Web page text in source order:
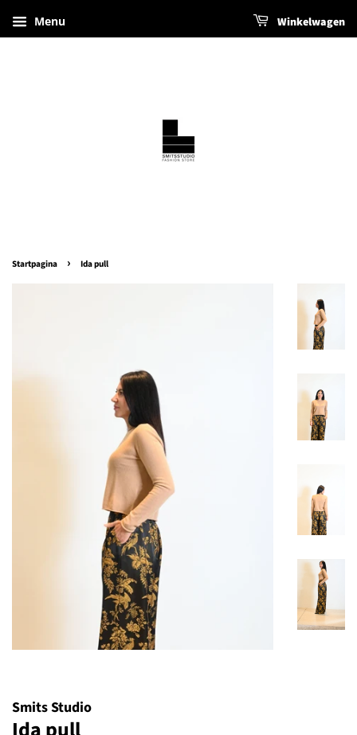
Menu Winkelwagen
Startpagina › Ida pull
Smits Studio